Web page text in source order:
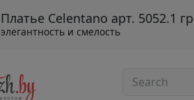
Платье Celentano арт. 5052.1
элегантность и смелость